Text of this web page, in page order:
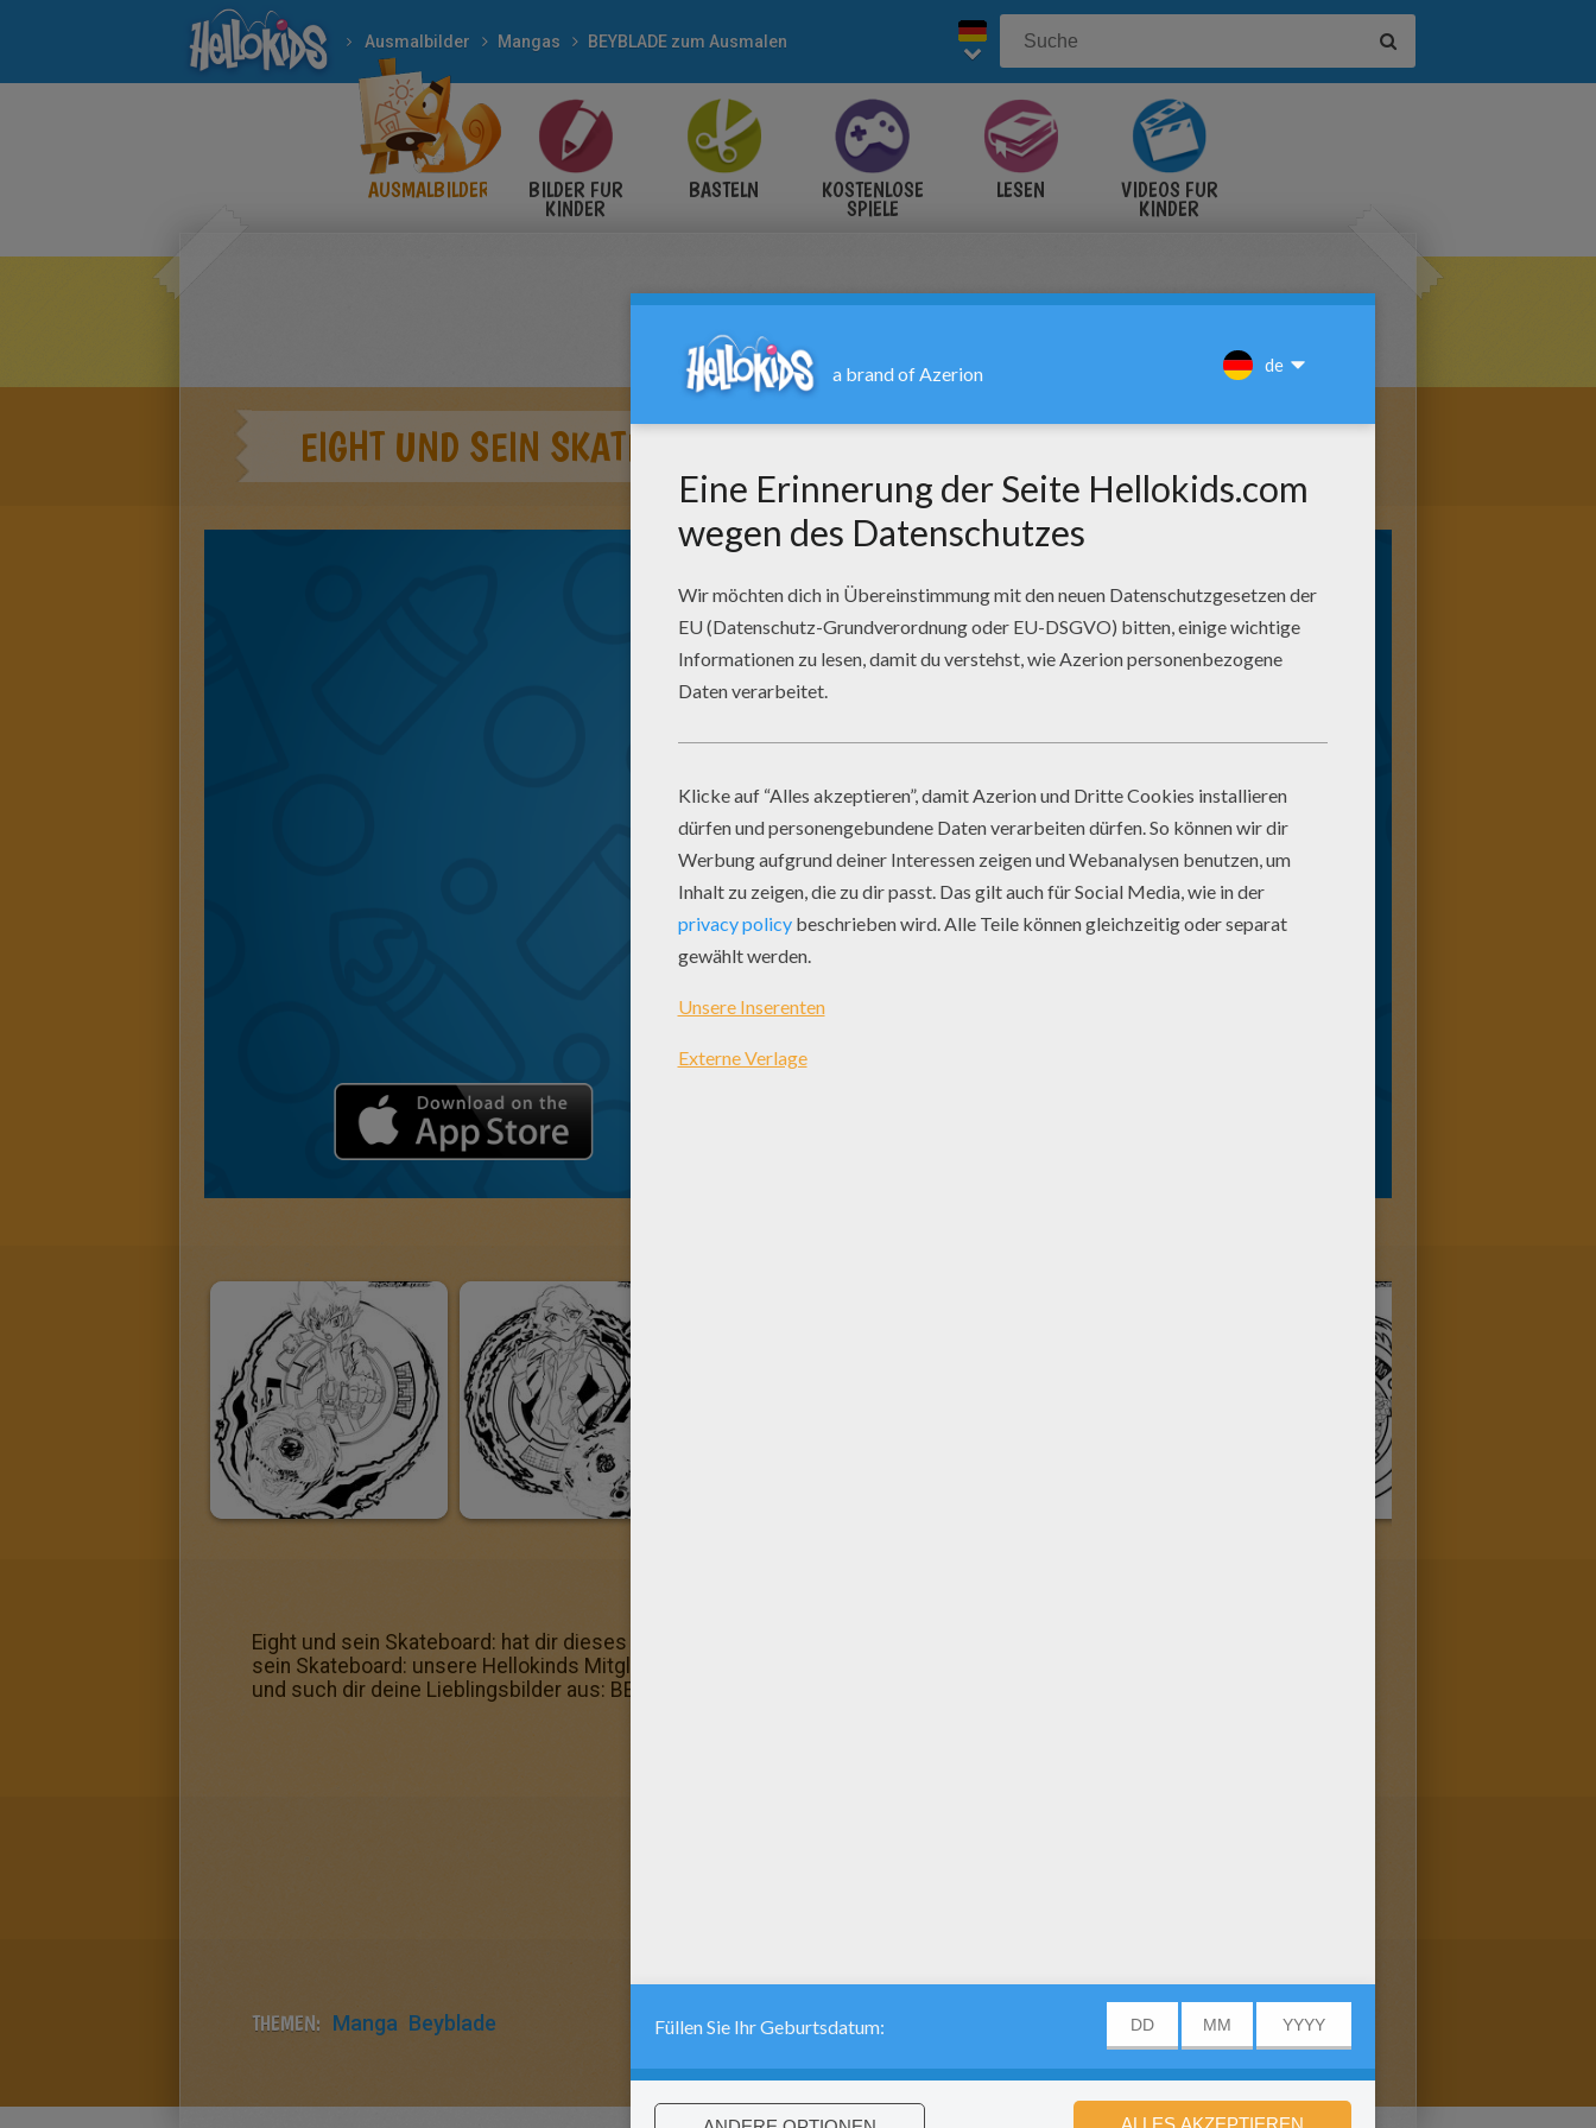
Ausmalbilder Mangas BEYBLADE zum Ausmalen
AUSMALBILDER BILDER FÜR
KINDER
BASTELN KOSTENLOSE
SPIELE
LESEN VIDEOS FÜR
KINDER
EIGHT UND SEIN SKATEBOARD
Eight und sein Skateboard: hat dir dieses Ausmalbild Spass gemacht? Mehr davon findest du hier: Malbögen! Eight und
sein Skateboard: unsere Hellokinds Mitglieder lieben dieses Ausmalbild! Mehr findest du hier: Malbögen. Schau vorbei
und such dir deine Lieblingsbilder aus: BEYBLADE zum Ausmalen.
THEMEN: Manga Beyblade